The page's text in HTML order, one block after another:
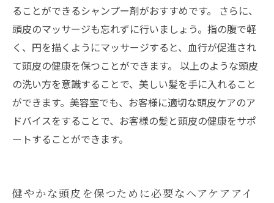
ることができるシャンプー剤がおすすめです。 さらに、
頭皮のマッサージも忘れずに行いましょう。指の腹で軽
く、円を描くようにマッサージすると、血行が促進され
て頭皮の健康を保つことができます。 以上のような頭皮
の洗い方を意識することで、美しい髪を手に入れること
ができます。美容室でも、お客様に適切な頭皮ケアのア
ドバイスをすることで、お客様の髪と頭皮の健康をサポ
ートすることができます。
健やかな頭皮を保つために必要なヘアケアアイ